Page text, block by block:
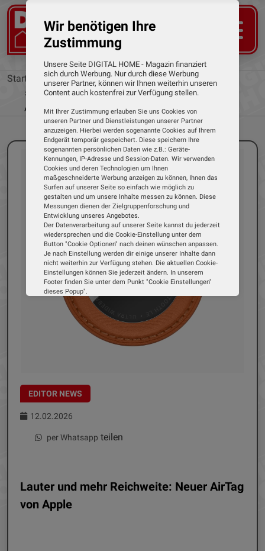
Startseite
News
Lauter und mehr Reichweite: Neuer AirTag von
Apple
EDITOR NEWS
12.02.2026
per Whatsapp teilen
Lauter und mehr Reichweite: Neuer AirTag
von Apple
Wir benötigen Ihre
Zustimmung
Unsere Seite DIGITAL HOME - Magazin finanziert
sich durch Werbung. Nur durch diese Werbung
unserer Partner, können wir Ihnen weiterhin unseren
Content auch kostenfrei zur Verfügung stellen.
Mit Ihrer Zustimmung erlauben Sie uns Cookies von
unseren Partner und Dienstleistungen unserer Partner
anzuzeigen. Hierbei werden sogenannte Cookies auf Ihrem
Endgerät temporär gespeichert. Diese speichern Ihre
sogenannten persönlichen Daten wie z.B.: Geräte-
Kennungen, IP-Adresse und Session-Daten. Wir verwenden
Cookies und deren Technologien um Ihnen
maßgeschneiderte Werbung anzeigen zu können, Ihnen das
Surfen auf unserer Seite so einfach wie möglich zu
gestalten und um unsere Inhalte messen zu können. Diese
Messungen dienen der Zielgruppenforschung und
Entwicklung unseres Angebotes.
Der Datenverarbeitung auf unserer Seite kannst du jederzeit
wiedersprechen und die Cookie-Einstellung unter dem
Button "Cookie Optionen" nach deinen wünschen anpassen.
Je nach Einstellung werden dir einige unserer Inhalte dann
nicht weiterhin zur Verfügung stehen. Die aktuellen Cookie-
Einstellungen können Sie jederzeit ändern. In unserem
Footer finden Sie unter dem Punkt "Cookie Einstellungen"
dieses Popup".
Wir verwenden Cookies, um Ihnen die bestmögliche
Erfahrung auf unserer Website zu bieten. Erfahren Sie mehr
darüber, wie wir Cookies verwenden und wie Sie Ihre
Einstellungen ändern können.